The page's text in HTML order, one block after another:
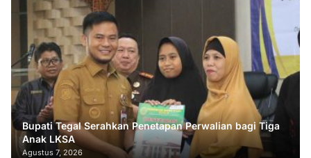
Bupati Tegal Serahkan Penetapan Perwalian bagi Tiga
Anak LKSA
Agustus 7, 2026